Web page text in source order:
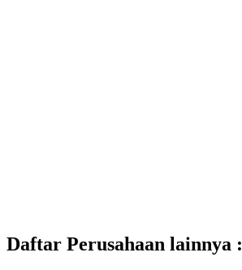
Daftar Perusahaan lainnya :